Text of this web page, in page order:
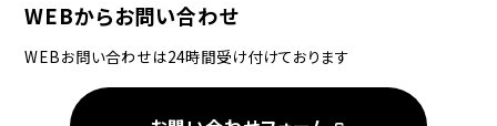
WEBからお問い合わせ
WEBお問い合わせは24時間受け付けております